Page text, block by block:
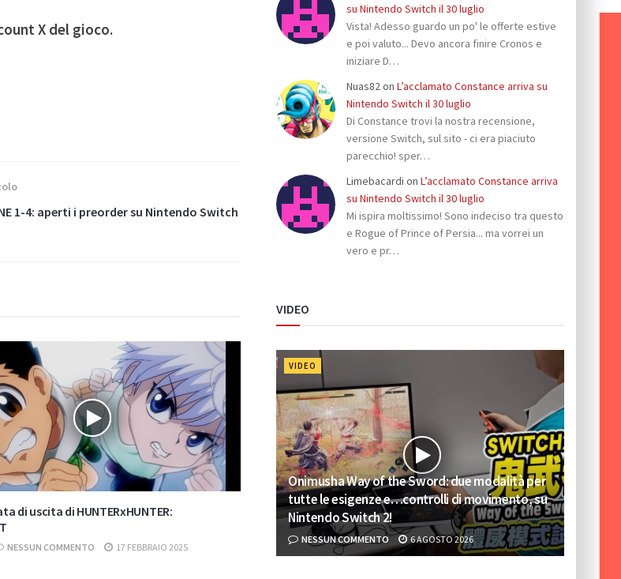
X del gioco.
1-4: aperti i preorder su Nintendo Switch
di uscita di HUNTERxHUNTER:
NESSUN COMMENTO 17 FEBBRAIO 2025
su Nintendo Switch il 30 luglio
Vista! Adesso guardo un po' le offerte estive
e poi valuto... Devo ancora finire Cronos e
iniziare D…
Nuas82on L’acclamato Constance arriva su
Nintendo Switch il 30 luglio
Di Constance trovi la nostra recensione,
versione Switch, sul sito - ci era piaciuto
parecchio! sper…
Limebacardi on L’acclamato Constance arriva
su Nintendo Switch il 30 luglio
Mi ispira moltissimo! Sono indeciso tra questo
e Rogue of Prince of Persia... ma vorrei un
vero e pr…
VIDEO
VIDEO
Onimusha Way of the Sword: due modalità per
tutte le esigenze e…controlli di movimento, su
Nintendo Switch 2!
NESSUN COMMENTO 6 AGOSTO 2026